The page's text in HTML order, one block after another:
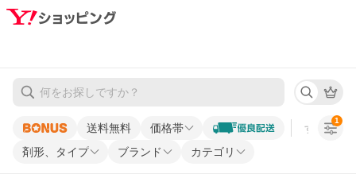
送料無料 価格帯 すべての条
剤形、タイプ ブランド カテゴリ
1